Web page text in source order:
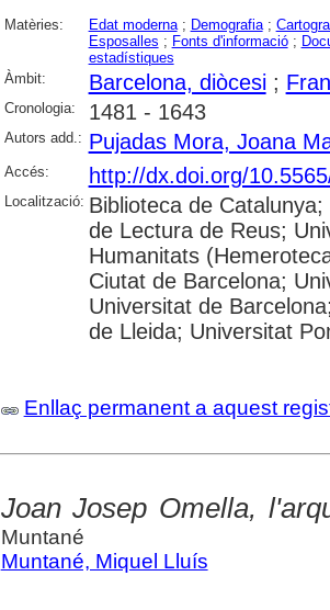
Matèries: Edat moderna; Demografia;
Esposalles ; Fonts d'informació;
estadístiques
Àmbit:
Barcelona, diòcesi;
Cronologia: 1481 - 1643
Autors add.: Pujadas Mora, Joana
Accés: http://dx.doi.org/
Localització: Biblioteca de
de Lectura de Reus;
Humanitats
Ciutat de Barcelona;
Universitat de
de Lleida; Universitat
Enllaç permanent a aquest
Joan Josep Omella,
Muntané
Muntané, Miquel Lluís